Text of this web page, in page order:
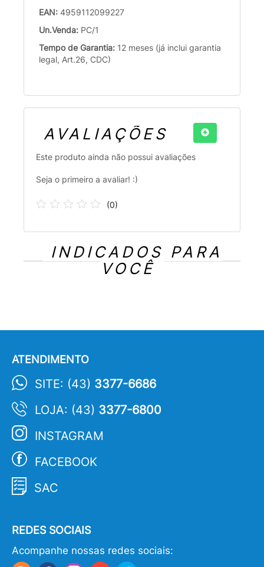
EAN: 4959112099227
Un.Venda: PC/1
Tempo de Garantia: 12 meses (já inclui garantia
legal, Art.26, CDC)
AVALIAÇÕES
Este produto ainda não possui avaliações
Seja o primeiro a avaliar! :)
(0)
INDICADOS PARA
VOCÊ
ATENDIMENTO
SITE: (43) 3377-6686
LOJA: (43) 3377-6800
INSTAGRAM
FACEBOOK
SAC
REDES SOCIAIS
Acompanhe nossas redes sociais: